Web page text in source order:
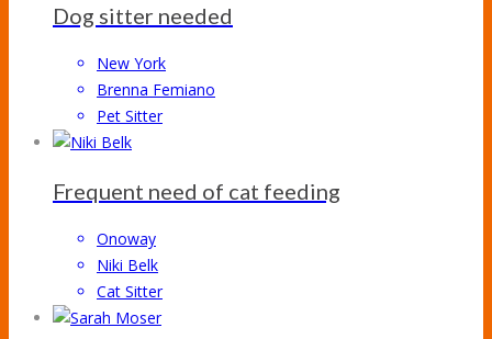
Dog sitter needed
New York
Brenna Femiano
Pet Sitter
Frequent need of cat feeding
Onoway
Niki Belk
Cat Sitter